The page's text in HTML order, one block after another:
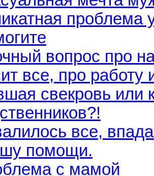
проблема
вопрос про
все, про работу
свекровь или
все,
помощи.
с мамой